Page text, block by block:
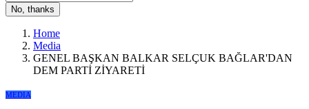
No, thanks
Home
Media
GENEL BAŞKAN BALKAR SELÇUK BAĞLAR'DAN
DEM PARTİ ZİYARETİ
MEDIA